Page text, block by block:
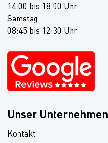
14:00 bis 18:00 Uhr
Samstag
08:45 bis 12:30 Uhr
Unser Unternehmen
Kontakt